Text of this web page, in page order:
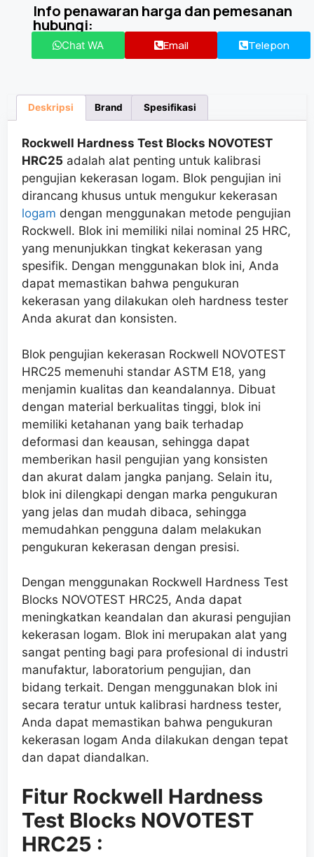
Info penawaran harga dan pemesanan
hubungi:
Chat WA Email Telepon
Deskripsi Brand Spesifikasi
Rockwell Hardness Test Blocks NOVOTEST
HRC25 adalah alat penting untuk kalibrasi
pengujian kekerasan logam. Blok pengujian ini
dirancang khusus untuk mengukur kekerasan
logam dengan menggunakan metode pengujian
Rockwell. Blok ini memiliki nilai nominal 25 HRC,
yang menunjukkan tingkat kekerasan yang
spesifik. Dengan menggunakan blok ini, Anda
dapat memastikan bahwa pengukuran
kekerasan yang dilakukan oleh hardness tester
Anda akurat dan konsisten.
Blok pengujian kekerasan Rockwell NOVOTEST
HRC25 memenuhi standar ASTM E18, yang
menjamin kualitas dan keandalannya. Dibuat
dengan material berkualitas tinggi, blok ini
memiliki ketahanan yang baik terhadap
deformasi dan keausan, sehingga dapat
memberikan hasil pengujian yang konsisten
dan akurat dalam jangka panjang. Selain itu,
blok ini dilengkapi dengan marka pengukuran
yang jelas dan mudah dibaca, sehingga
memudahkan pengguna dalam melakukan
pengukuran kekerasan dengan presisi.
Dengan menggunakan Rockwell Hardness Test
Blocks NOVOTEST HRC25, Anda dapat
meningkatkan keandalan dan akurasi pengujian
kekerasan logam. Blok ini merupakan alat yang
sangat penting bagi para profesional di industri
manufaktur, laboratorium pengujian, dan
bidang terkait. Dengan menggunakan blok ini
secara teratur untuk kalibrasi hardness tester,
Anda dapat memastikan bahwa pengukuran
kekerasan logam Anda dilakukan dengan tepat
dan dapat diandalkan.
Fitur Rockwell Hardness
Test Blocks NOVOTEST
HRC25 :